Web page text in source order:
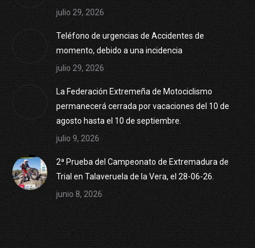
julio 29, 2026
Teléfono de urgencias de Accidentes de
momento, debido a una incidencia
julio 29, 2026
La Federación Extremeña de Motociclismo
permanecerá cerrada por vacaciones del 10 de
agosto hasta el 10 de septiembre.
julio 9, 2026
2ª Prueba del Campeonato de Extremadura de
Trial en Talaveruela de la Vera, el 28-06-26.
junio 8, 2026